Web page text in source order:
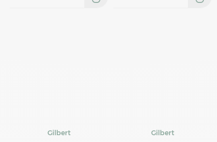
Gilbert
Gilbert